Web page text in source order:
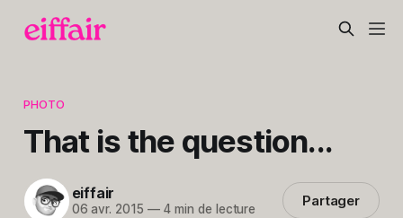
PHOTO
That is the question...
eiffair
06 avr. 2015 —4 min de lecture Partager